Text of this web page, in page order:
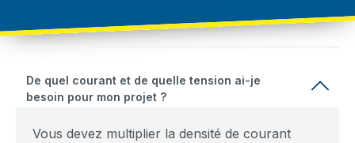
De quel courant et de quelle tension ai-je
besoin pour mon projet ?
Vous devez multiplier la densité de courant